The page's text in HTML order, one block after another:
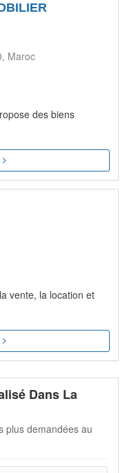
Maroc
des biens
vente, la location et
Dans La
plus demandées au